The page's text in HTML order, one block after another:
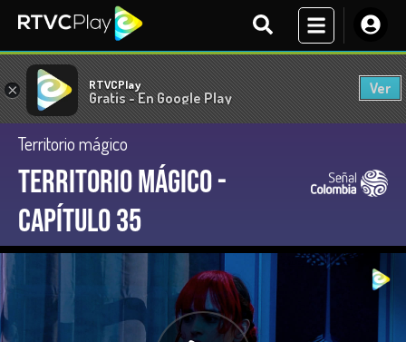
× RTVCPlay
Gratis - En Google Play
Ver
Territorio mágico
Territorio Mágico -
Capítulo 35